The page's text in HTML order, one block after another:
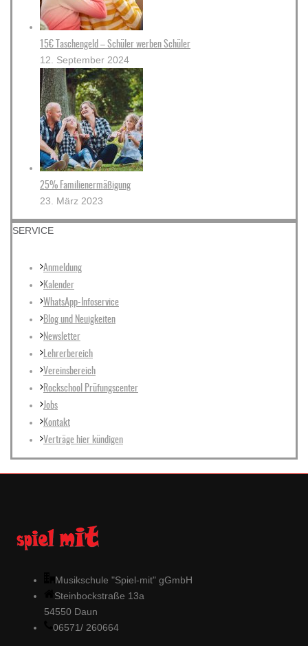
15€ Taschengeld – Schüler werben Schüler
12. September 2024
25% Familienermäßigung
23. März 2023
SERVICE
Anmeldung
Kalender
WhatsApp-Infoservice
Blog und Neuigkeiten
Newsletter
Lehrerbereich
Vereinsbereich
Rockschool Prüfungscenter
Jobs
Kontakt
Verträge hier kündigen
Musikschule "Spiel-mit" gGmbH
Steinbockstraße 13a
54550 Daun
06571/ 260664